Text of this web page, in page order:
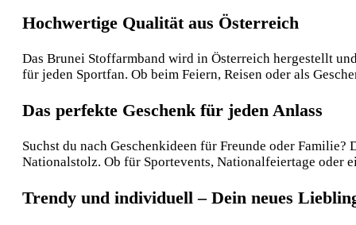
Hochwertige Qualität aus Österreich
Das Brunei Stoffarmband wird in Österreich hergestellt
für jeden Sportfan. Ob beim Feiern, Reisen oder als
Das perfekte Geschenk für jeden Anlass
Suchst du nach Geschenkideen für Freunde oder
Nationalstolz. Ob für Sportevents, Nationalfeiertage oder
Trendy und individuell – Dein neues